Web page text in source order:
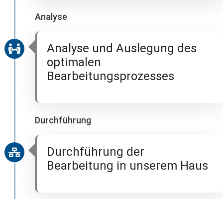
Analyse
Analyse und Auslegung des
optimalen
Bearbeitungsprozesses
Durchführung
Durchführung der
Bearbeitung in unserem Haus